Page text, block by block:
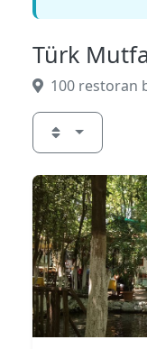
Türk
100 restoran